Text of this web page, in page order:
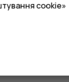
та ігри, щоб
та виберіть
Мої
cookie»